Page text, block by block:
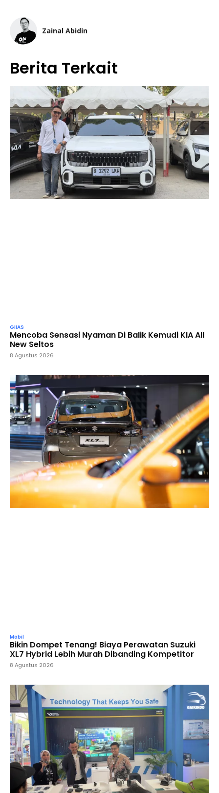
Zainal Abidin
Berita Terkait
GIIAS
Mencoba Sensasi Nyaman Di Balik Kemudi KIA All
New Seltos
8 Agustus 2026
Mobil
Bikin Dompet Tenang! Biaya Perawatan Suzuki
XL7 Hybrid Lebih Murah Dibanding Kompetitor
8 Agustus 2026